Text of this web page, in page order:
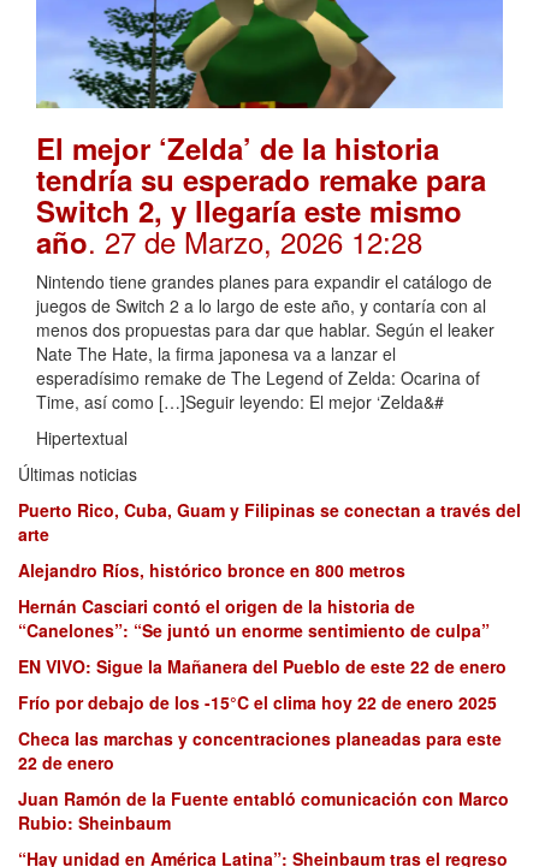
El mejor ‘Zelda’ de la historia
tendría su esperado remake para
Switch 2, y llegaría este mismo
año. 27 de Marzo, 2026 12:28
Nintendo tiene grandes planes para expandir el catálogo de
juegos de Switch 2 a lo largo de este año, y contaría con al
menos dos propuestas para dar que hablar. Según el leaker
Nate The Hate, la firma japonesa va a lanzar el
esperadísimo remake de The Legend of Zelda: Ocarina of
Time, así como […]Seguir leyendo: El mejor ‘Zelda&#
Hipertextual
Últimas noticias
Puerto Rico, Cuba, Guam y Filipinas se conectan a través del
arte
Alejandro Ríos, histórico bronce en 800 metros
Hernán Casciari contó el origen de la historia de
“Canelones”: “Se juntó un enorme sentimiento de culpa”
EN VIVO: Sigue la Mañanera del Pueblo de este 22 de enero
Frío por debajo de los -15°C el clima hoy 22 de enero 2025
Checa las marchas y concentraciones planeadas para este
22 de enero
Juan Ramón de la Fuente entabló comunicación con Marco
Rubio: Sheinbaum
“Hay unidad en América Latina”: Sheinbaum tras el regreso